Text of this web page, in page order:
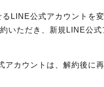
LINE公式アカウントを変
いただき、新規LINE公式
カウントは、解約後に